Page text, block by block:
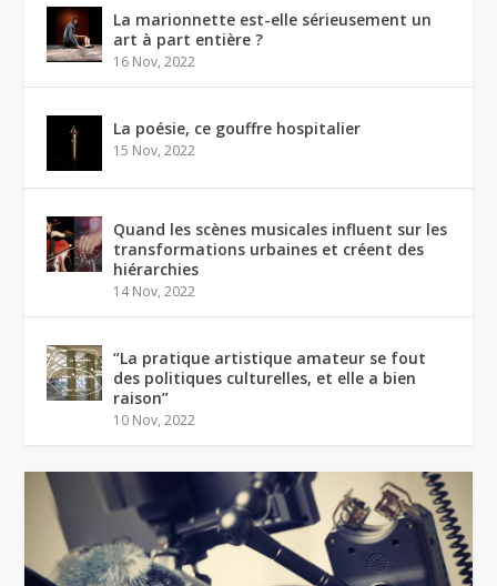
La marionnette est-elle sérieusement un
art à part entière ?
16 Nov, 2022
La poésie, ce gouffre hospitalier
15 Nov, 2022
Quand les scènes musicales influent sur les
transformations urbaines et créent des
hiérarchies
14 Nov, 2022
“La pratique artistique amateur se fout
des politiques culturelles, et elle a bien
raison”
10 Nov, 2022